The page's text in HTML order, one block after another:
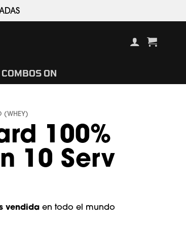
COMBOS ON
(WHEY)
100%
10 Serv
vendida en todo el mundo